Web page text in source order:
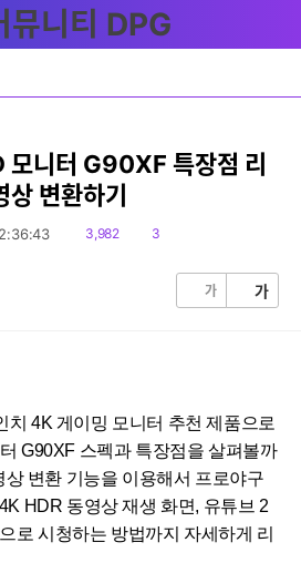
모니터 G90XF 특장점 리
변환하기
읽
3,982
댓
3
가 가
치 4K 게이밍 모니터 추천 제품으로
G90XF 스펙과 특장점을 살펴볼까
상 변환 기능을 이용해서 프로야구
HDR 동영상 재생 화면, 유튜브 2
로 시청하는 방법까지 자세하게 리